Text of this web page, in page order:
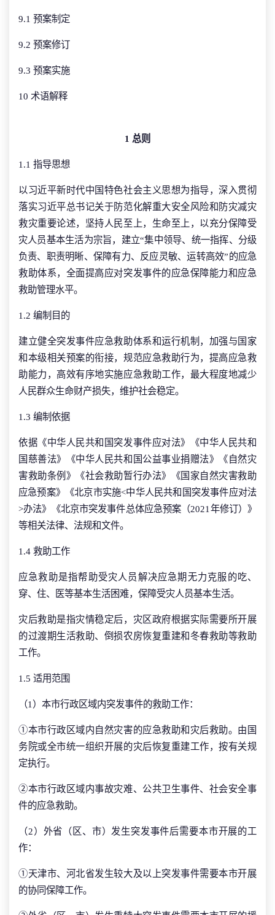
9.1 预案制定
9.2 预案修订
9.3 预案实施
10 术语解释
1 总则
1.1 指导思想
以习近平新时代中国特色社会主义思想为指导，深入贯彻
落实习近平总书记关于防范化解重大安全风险和防灾减灾
救灾重要论述，坚持人民至上，生命至上，以充分保障受
灾人员基本生活为宗旨，建立“集中领导、统一指挥、分级
负责、职责明晰、保障有力、反应灵敏、运转高效”的应急
救助体系，全面提高应对突发事件的应急保障能力和应急
救助管理水平。
1.2 编制目的
建立健全突发事件应急救助体系和运行机制，加强与国家
和本级相关预案的衔接，规范应急救助行为，提高应急救
助能力，高效有序地实施应急救助工作，最大程度地减少
人民群众生命财产损失，维护社会稳定。
1.3 编制依据
依据《中华人民共和国突发事件应对法》《中华人民共和
国慈善法》《中华人民共和国公益事业捐赠法》《自然灾
害救助条例》《社会救助暂行办法》《国家自然灾害救助
应急预案》《北京市实施<中华人民共和国突发事件应对法
>办法》《北京市突发事件总体应急预案（2021年修订）》
等相关法律、法规和文件。
1.4 救助工作
应急救助是指帮助受灾人员解决应急期无力克服的吃、
穿、住、医等基本生活困难，保障受灾人员基本生活。
灾后救助是指灾情稳定后，灾区政府根据实际需要所开展
的过渡期生活救助、倒损农房恢复重建和冬春救助等救助
工作。
1.5 适用范围
（1）本市行政区域内突发事件的救助工作：
①本市行政区域内自然灾害的应急救助和灾后救助。由国
务院或全市统一组织开展的灾后恢复重建工作，按有关规
定执行。
②本市行政区域内事故灾难、公共卫生事件、社会安全事
件的应急救助。
（2）外省（区、市）发生突发事件后需要本市开展的工
作：
①天津市、河北省发生较大及以上突发事件需要本市开展
的协同保障工作。